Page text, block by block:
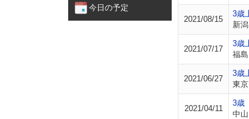
今日の予定
2021/08/15
3歳
新
2021/07/17
3歳
福
2021/06/27
3歳
東
2021/04/11
3歳
中